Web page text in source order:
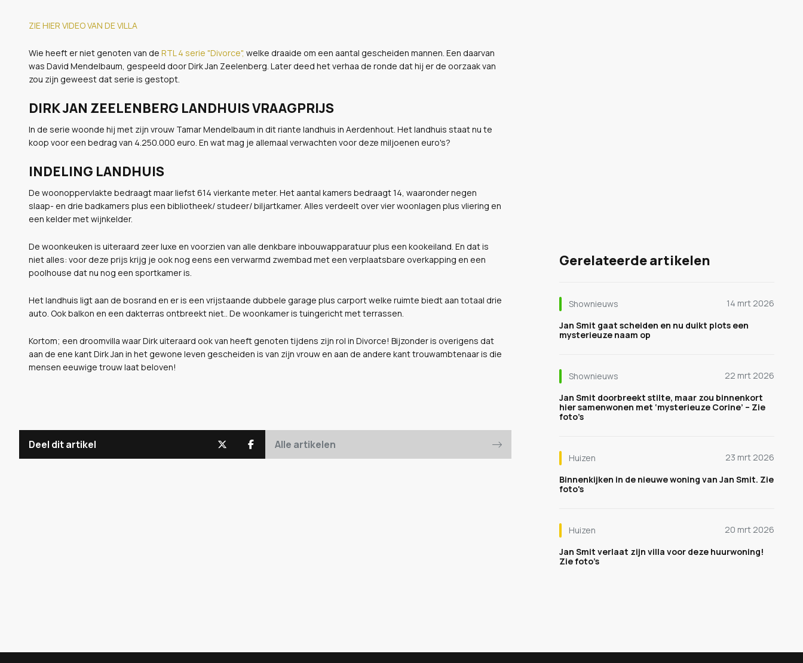
ZIE HIER VIDEO VAN DE VILLA
Wie heeft er niet genoten van de RTL 4 serie "Divorce", welke draaide om een aantal gescheiden mannen. Een daarvan
was David Mendelbaum, gespeeld door Dirk Jan Zeelenberg. Later deed het verhaa de ronde dat hij er de oorzaak van
zou zijn geweest dat serie is gestopt.
DIRK JAN ZEELENBERG LANDHUIS VRAAGPRIJS
In de serie woonde hij met zijn vrouw Tamar Mendelbaum in dit riante landhuis in Aerdenhout. Het landhuis staat nu te
koop voor een bedrag van 4.250.000 euro. En wat mag je allemaal verwachten voor deze miljoenen euro's?
INDELING LANDHUIS
De woonoppervlakte bedraagt maar liefst 614 vierkante meter. Het aantal kamers bedraagt 14, waaronder negen
slaap- en drie badkamers plus een bibliotheek/ studeer/ biljartkamer. Alles verdeelt over vier woonlagen plus vliering en
een kelder met wijnkelder.
De woonkeuken is uiteraard zeer luxe en voorzien van alle denkbare inbouwapparatuur plus een kookeiland. En dat is
niet alles: voor deze prijs krijg je ook nog eens een verwarmd zwembad met een verplaatsbare overkapping en een
poolhouse dat nu nog een sportkamer is.
Het landhuis ligt aan de bosrand en er is een vrijstaande dubbele garage plus carport welke ruimte biedt aan totaal drie
auto. Ook balkon en een dakterras ontbreekt niet.. De woonkamer is tuingericht met terrassen.
Kortom; een droomvilla waar Dirk uiteraard ook van heeft genoten tijdens zijn rol in Divorce! Bijzonder is overigens dat
aan de ene kant Dirk Jan in het gewone leven gescheiden is van zijn vrouw en aan de andere kant trouwambtenaar is die
mensen eeuwige trouw laat beloven!
Deel dit artikel Alle artikelen
Gerelateerde artikelen
Shownieuws
14 mrt 2026
Jan Smit gaat scheiden en nu duikt plots een
mysterieuze naam op
Shownieuws
22 mrt 2026
Jan Smit doorbreekt stilte, maar zou binnenkort
hier samenwonen met ‘mysterieuze Corine’ – Zie
foto’s
Huizen
23 mrt 2026
Binnenkijken in de nieuwe woning van Jan Smit. Zie
foto's
Huizen
20 mrt 2026
Jan Smit verlaat zijn villa voor deze huurwoning!
Zie foto’s